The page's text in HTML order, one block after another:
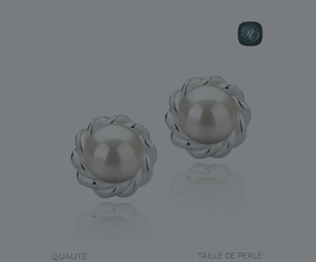
QUALITÉ: TAILLE DE PERLE: